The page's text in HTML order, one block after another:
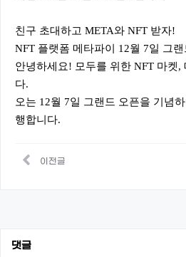
친구 초대하고 META와 NFT 받자!
NFT 플랫폼 메타파이 12월 7일 그
안녕하세요! 모두를 위한 NFT 마켓,
다.
오는 12월 7일 그랜드 오픈을 기념
행합니다.
이전글
댓글